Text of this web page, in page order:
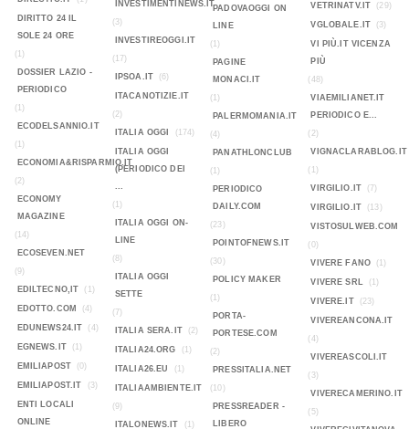
DIRITTO 24 IL
SOLE 24 ORE
(1)
DOSSIER LAZIO -
PERIODICO
(1)
ECODELSANNIO.IT
(1)
ECONOMIA&RISPARMIO.IT
(2)
ECONOMY
MAGAZINE
(14)
ECOSEVEN.NET
(9)
EDILTECNO,IT
(1)
EDOTTO.COM (4)
EDUNEWS24.IT (4)
EGNEWS.IT (1)
EMILIAPOST (0)
EMILIAPOST.IT (3)
ENTI LOCALI
ONLINE
INVESTIMENTINEWS.IT
(3)
INVESTIREOGGI.IT
(17)
IPSOA.IT
(6)
ITACANOTIZIE.IT
(2)
ITALIA OGGI
(174)
ITALIA OGGI
(PERIODICO DEI
...
(1)
ITALIA OGGI ON-
LINE
(8)
ITALIA OGGI
SETTE
(7)
ITALIA SERA.IT
(2)
ITALIA24.ORG (1)
ITALIA26.EU (1)
ITALIAAMBIENTE.IT
(9)
ITALONEWS.IT
(1)
PADOVAOGGI ON
LINE
(1)
PAGINE
MONACI.IT
(1)
PALERMOMANIA.IT
(4)
PANATHLONCLUB
(1)
PERIODICO
DAILY.COM
(23)
POINTOFNEWS.IT
(30)
POLICY MAKER
(1)
PORTA-
PORTESE.COM
(2)
PRESSITALIA.NET
(10)
PRESSREADER -
LIBERO
VETRINATV.IT
(29)
VGLOBALE.IT (3)
VI PIÙ.IT VICENZA
PIÙ
(48)
VIAEMILIANET.IT
PERIODICO E...
(2)
VIGNACLARABLOG.IT
(1)
VIRGILIO.IT
(7)
VIRGILIO.IT (13)
VISTOSULWEB.COM
(0)
VIVERE FANO
(1)
VIVERE SRL (1)
VIVERE.IT (23)
VIVEREANCONA.IT
(4)
VIVEREASCOLI.IT
(3)
VIVERECAMERINO.IT
(5)